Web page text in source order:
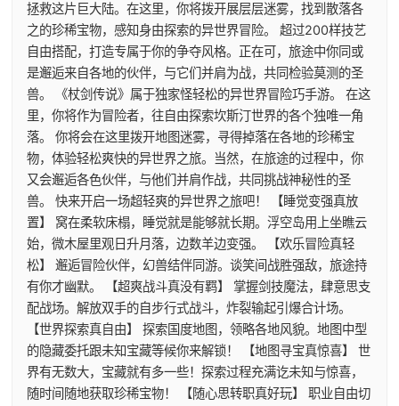
拯救这片巨大陆。在这里，你将拨开展层层迷雾，找到散落各
之的珍稀宝物，感知身由探索的异世界冒险。 超过200样技艺
自由搭配，打造专属于你的争夺风格。正在可，旅途中你同或
是邂逅来自各地的伙伴，与它们并肩为战，共同检验莫测的圣
兽。 《杖剑传说》属于独家怪轻松的异世界冒险巧手游。 在这
里，你将作为冒险者，往自由探索坎斯汀世界的各个独唯一角
落。 你将会在这里拨开地图迷雾，寻得掉落在各地的珍稀宝
物，体验轻松爽快的异世界之旅。当然，在旅途的过程中，你
又会邂逅各色伙伴，与他们并肩作战，共同挑战神秘性的圣
兽。 快来开启一场超轻爽的异世界之旅吧！ 【睡觉变强真放
置】 窝在柔软床榻，睡觉就是能够就长期。浮空岛用上坐瞧云
始，微木屋里观日升月落，边数羊边变强。 【欢乐冒险真轻
松】 邂逅冒险伙伴，幻兽结伴同游。谈笑间战胜强敌，旅途持
有你才幽默。 【超爽战斗真没有羁】 掌握剑技魔法，肆意思支
配战场。解放双手的自步行式战斗，炸裂输起引爆合计场。
【世界探索真自由】 探索国度地图，领略各地风貌。地图中型
的隐藏委托跟未知宝藏等候你来解锁！ 【地图寻宝真惊喜】 世
界有无数大，宝藏就有多一些！探索过程充满讫未知与惊喜，
随时间随地获取珍稀宝物！ 【随心思转职真好玩】 职业自由切